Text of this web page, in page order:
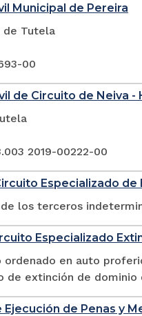
Municipal de Pereira
de Tutela
00
de Circuito de Neiva -
2019-00222-00
Especializado
los terceros
Especializado
en auto
extinción de dominio
de Penas y